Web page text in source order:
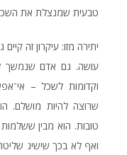
טבעית שמנצלת את
יתירה מזו: עיקרון זה
עושה. גם אדם שנמשך
וקדומות לשכל –
שרוצה להיות מושלם.
טובות. הוא מבין
ואף לא בכך שישיג